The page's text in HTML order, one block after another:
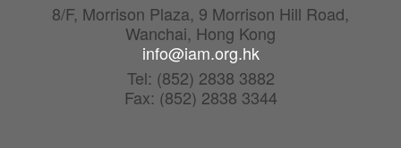
8/F, Morrison Plaza, 9 Morrison Hill Road,
Wanchai, Hong Kong
info@iam.org.hk
Tel: (852) 2838 3882
Fax: (852) 2838 3344